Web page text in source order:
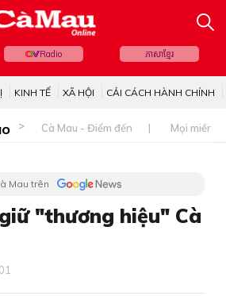
Radio ភាសាខ្មែរ
KINH TẾ XÃ HỘI CẢI CÁCH HÀNH CHÍNH
Cà Mau - Điểm đến Mọi miền
Mau trên
"thương hiệu" Cà